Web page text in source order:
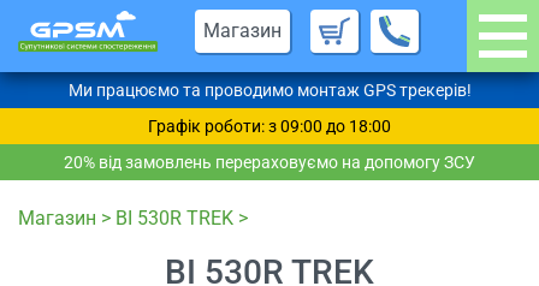
Магазин
Ми працюємо та проводимо монтаж GPS трекерів!
Графік роботи: з 09:00 до 18:00
20% від замовлень перераховуємо на допомогу ЗСУ
Магазин > BI 530R TREK >
BI 530R TREK